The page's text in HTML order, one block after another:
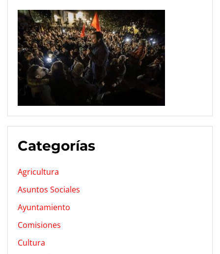
Categorías
Agricultura
Asuntos Sociales
Ayuntamiento
Comisiones
Cultura